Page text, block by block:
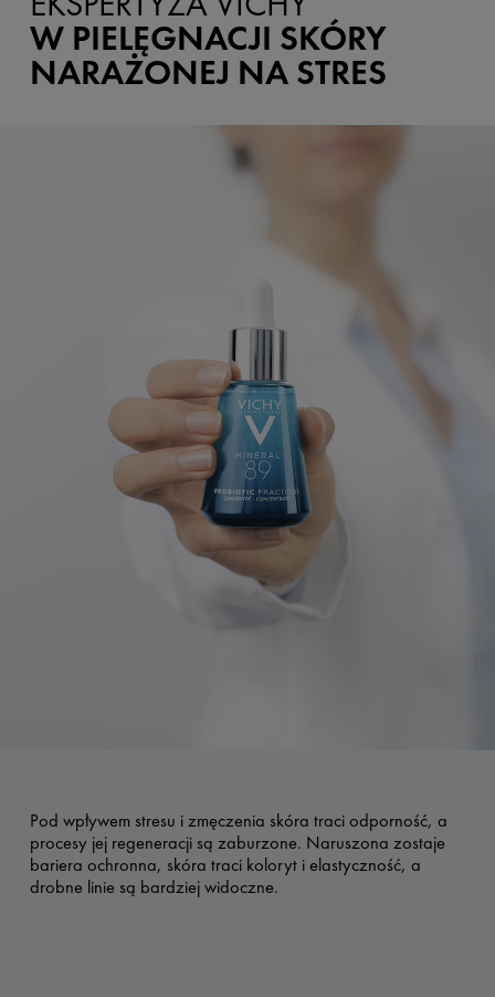
W PIELĘGNACJI SKÓRY
NARAŻONEJ NA STRES
Pod wpływem stresu i zmęczenia skóra traci odporność, a
procesy jej regeneracji są zaburzone. Naruszona zostaje
bariera ochronna, skóra traci koloryt i elastyczność, a
drobne linie są bardziej widoczne.